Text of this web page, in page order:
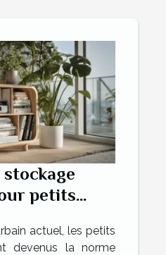
petits
sacrifier le
actuel, les petits
devenus la norme